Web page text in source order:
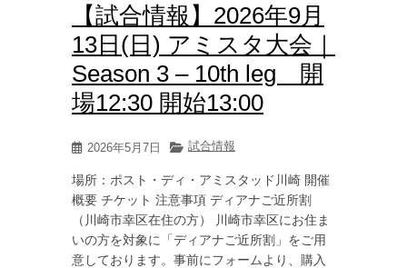
【試合情報】2026年9月
13日(日) アミスタ大会｜
Season 3 – 10th leg 開
場12:30 開始13:00
2026年5月7日 試合情報
場所：ポスト・ディ・アミスタッド川崎 開催
概要 チケット 注意事項 ディアナご近所割
（川崎市幸区在住の方） 川崎市幸区にお住ま
いの方を対象に「ディアナご近所割」をご用
意しております。事前にフォームより、購入